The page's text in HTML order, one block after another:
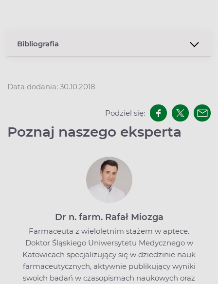
Bibliografia
Data dodania: 30.10.2018
Podziel się:
Poznaj naszego eksperta
Dr n. farm. Rafał Miozga
Farmaceuta z wieloletnim stażem w aptece.
Doktor Śląskiego Uniwersytetu Medycznego w
Katowicach specjalizujący się w dziedzinie nauk
farmaceutycznych, aktywnie publikujący wyniki
swoich badań w czasopismach naukowych oraz